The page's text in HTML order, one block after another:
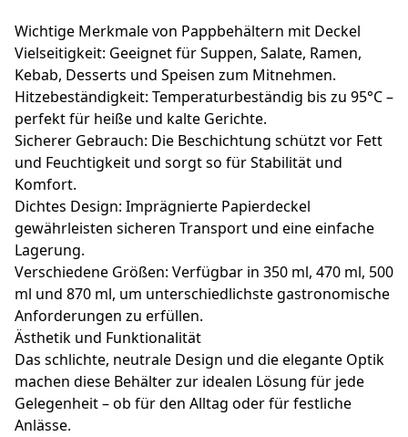
Wichtige Merkmale von Pappbehältern mit Deckel
Vielseitigkeit: Geeignet für Suppen, Salate, Ramen,
Kebab, Desserts und Speisen zum Mitnehmen.
Hitzebeständigkeit: Temperaturbeständig bis zu 95°C –
perfekt für heiße und kalte Gerichte.
Sicherer Gebrauch: Die Beschichtung schützt vor Fett
und Feuchtigkeit und sorgt so für Stabilität und
Komfort.
Dichtes Design: Imprägnierte Papierdeckel
gewährleisten sicheren Transport und eine einfache
Lagerung.
Verschiedene Größen: Verfügbar in 350 ml, 470 ml, 500
ml und 870 ml, um unterschiedlichste gastronomische
Anforderungen zu erfüllen.
Ästhetik und Funktionalität
Das schlichte, neutrale Design und die elegante Optik
machen diese Behälter zur idealen Lösung für jede
Gelegenheit – ob für den Alltag oder für festliche
Anlässe.